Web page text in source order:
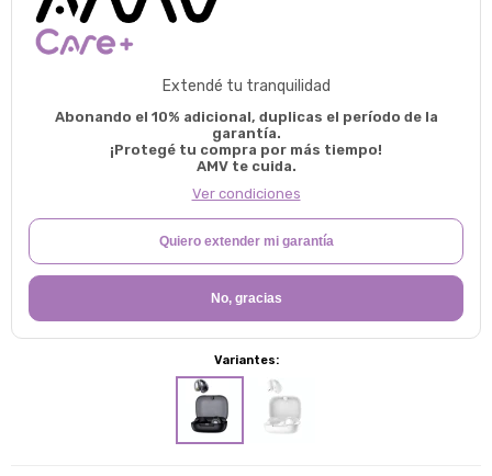
Extendé tu tranquilidad
Abonando el 10% adicional, duplicas el período de la
garantía.
¡Protegé tu compra por más tiempo!
AMV te cuida.
Ver condiciones
Quiero extender mi garantía
No, gracias
Variantes: